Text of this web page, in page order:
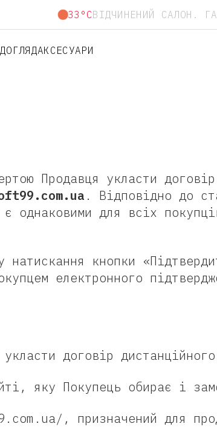
33°CВІДЧИНЕНИЙ САЛОН.
ДОГЛЯДАКСЕСУАРИ
Продавця укласти
. Відповідно до
однаковими для всіх
кнопки
електронного
договір
яку Покупець обирає і
, призначений для